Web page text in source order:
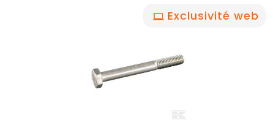
Exclusivité web